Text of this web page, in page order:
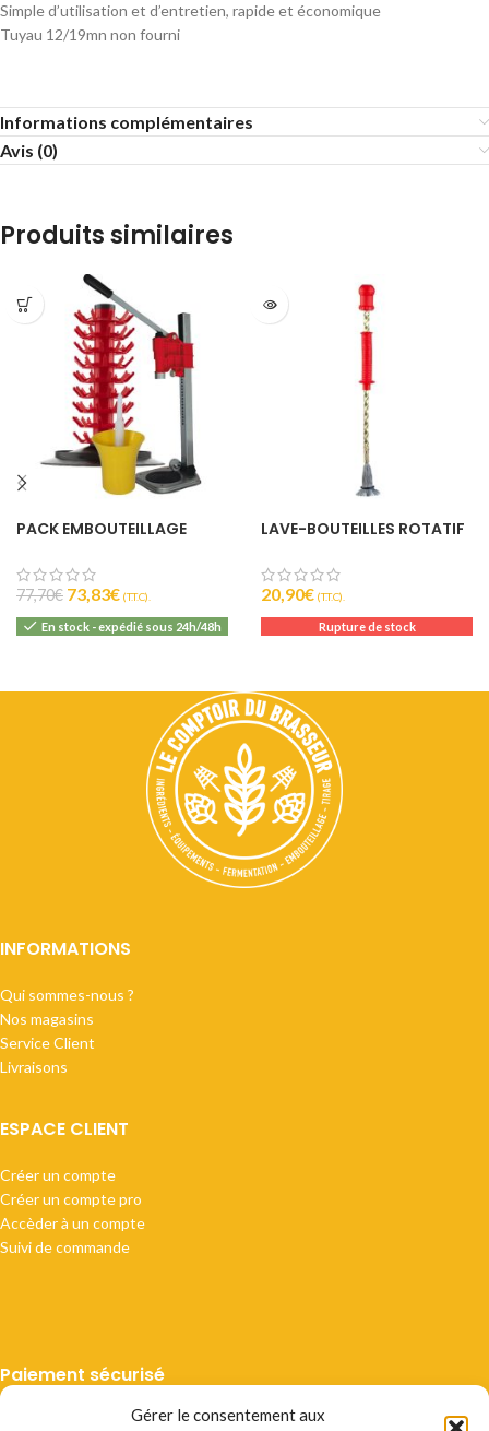
Gérer le consentement aux
Simple d’utilisation et d’entretien, rapide et économique
Tuyau 12/19mn non fourni
Informations complémentaires
Avis (0)
Produits similaires
PACK EMBOUTEILLAGE
77,70€ 73,83€ (T.T.C).
En stock - expédié sous 24h/48h
LAVE-BOUTEILLES ROTATIF
20,90€ (T.T.C).
Rupture de stock
INFORMATIONS
Qui sommes-nous ?
Nos magasins
Service Client
Livraisons
ESPACE CLIENT
Créer un compte
Créer un compte pro
Accèder à un compte
Suivi de commande
Paiement sécurisé